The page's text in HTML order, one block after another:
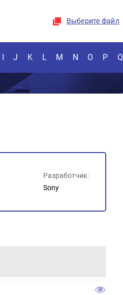
Выберите файл
I J K L M N O P Q
Разработчик:
Sony